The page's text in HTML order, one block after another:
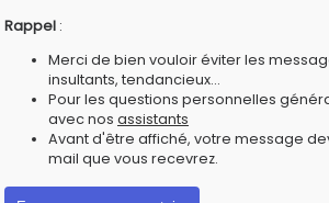
Rappel :
Merci de bien vouloir éviter les
insultants, tendancieux...
Pour les questions personnelles
avec nos assistants
Avant d'être affiché, votre message
mail que vous recevrez.